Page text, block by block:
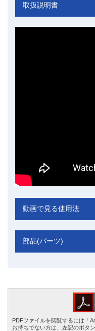
取扱説明書
動画で見る使用法
部品(パーツ)
PDFファイルを閲覧するには「
お持ちでない方は、左記のボタ